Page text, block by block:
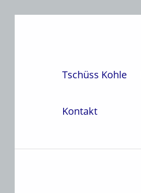
Weiter zur Hauptnavigation
Weiter zum Hauptinhalt
Weiter zur Fußzeile
Tschüss Kohle
Kontakt